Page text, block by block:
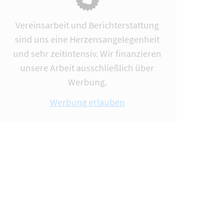
Vereinsarbeit und Berichterstattung
sind uns eine Herzensangelegenheit
und sehr zeitintensiv. Wir finanzieren
unsere Arbeit ausschließlich über
Werbung.
Werbung erlauben